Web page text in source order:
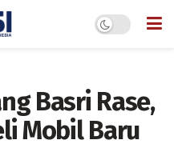
Basri Rase,
Mobil Baru